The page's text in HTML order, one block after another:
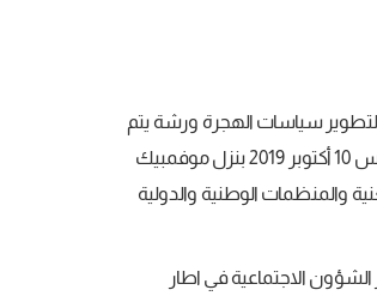
لتطوير سياسات الهجرة ورشة يتم
خلالها إعطاء إشارة انطلاق المسح الوطني للهجرة الدولية بتونس وذلك يوم الخميس 10 أكتوبر 2019 بنزل موفمبيك
والمنظمات الوطنية والدولية
الاجتماعية في اطار